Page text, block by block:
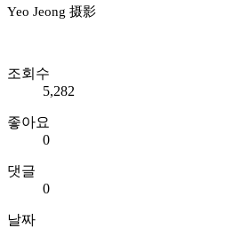
Yeo Jeong 摄影
조회수
5,282
좋아요
0
댓글
0
날짜